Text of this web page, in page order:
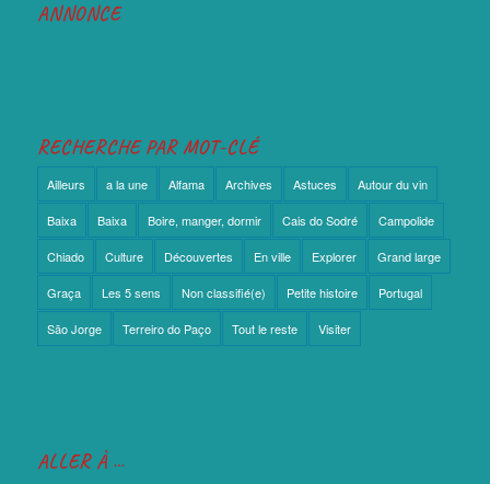
ANNONCE
RECHERCHE PAR MOT-CLÉ
Ailleurs a la une Alfama Archives Astuces Autour du vin
Baixa Baixa Boire, manger, dormir Cais do Sodré Campolide
Chiado Culture Découvertes En ville Explorer Grand large
Graça Les 5 sens Non classifié(e) Petite histoire Portugal
São Jorge Terreiro do Paço Tout le reste Visiter
ALLER À …